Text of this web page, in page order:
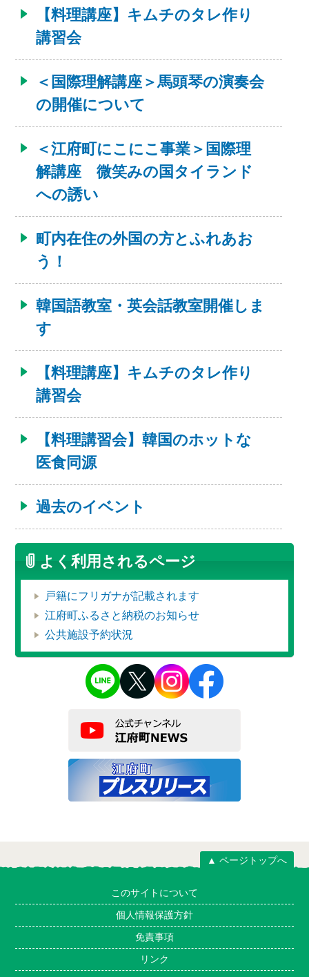
【料理講座】キムチのタレ作り
講習会
＜国際理解講座＞馬頭琴の演奏会
の開催について
＜江府町にこにこ事業＞国際理
解講座 微笑みの国タイランド
への誘い
町内在住の外国の方とふれあお
う！
韓国語教室・英会話教室開催しま
す
【料理講座】キムチのタレ作り
講習会
【料理講習会】韓国のホットな
医食同源
過去のイベント
よく利用されるページ
戸籍にフリガナが記載されます
江府町ふるさと納税のお知らせ
公共施設予約状況
▲ ページトップへ
このサイトについて
個人情報保護方針
免責事項
リンク